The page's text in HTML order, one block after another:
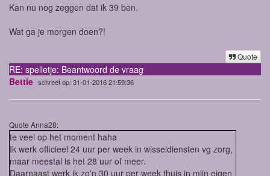
Kan nu nog zeggen dat ik 39 ben.
Wat ga je morgen doen?!
Quote
RE: spelletje: Beantwoord de vraag
Bettie schreef op: 31-01-2016 21:59:36
Quote Anna28:
te veel op het moment haha
Ik werk officieel 24 uur per week in wisseldiensten vg zorg,
maar meestal is het 28 uur of meer.
Daarnaast werk ik zo'n 30 uur per week thuis in mijn eigen